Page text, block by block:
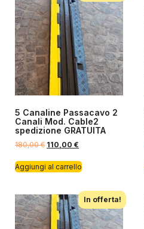
5 Canaline Passacavo 2
Canali Mod. Cable2
spedizione GRATUITA
180,00€ 110,00 €
Aggiungi al carrello
In offerta!